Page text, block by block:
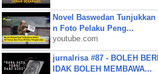
Novel Baswedan
n Foto Pelaku Peng...
youtube.com
jurnalrisa #87 - BOLEH
IDAK BOLEH MEMBAWA...